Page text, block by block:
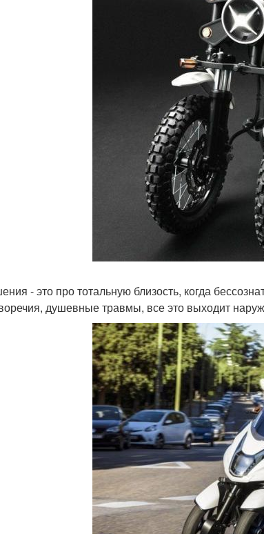
- это про тотальную близость, когда
душевные травмы, все это выходит